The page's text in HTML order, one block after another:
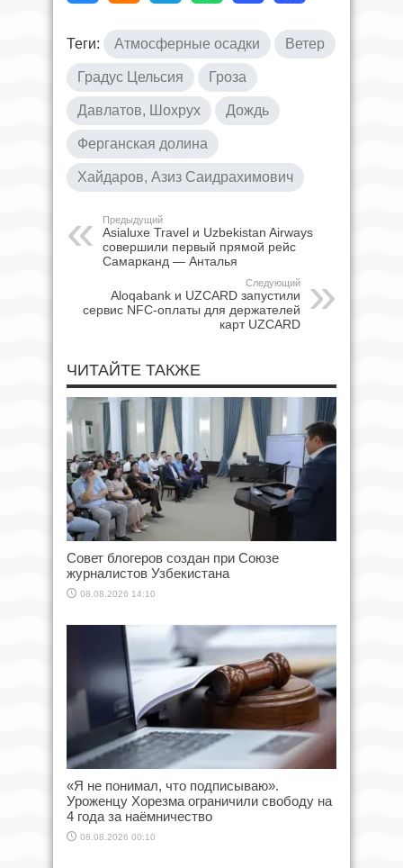
Теги: Атмосферные осадки Ветер
Градус Цельсия Гроза
Давлатов, Шохрух Дождь
Ферганская долина
Хайдаров, Азиз Саидрахимович
Предыдущий
Asialuxe Travel и Uzbekistan Airways
совершили первый прямой рейс
Самарканд — Анталья
Следующий
Aloqabank и UZCARD запустили
сервис NFC-оплаты для держателей
карт UZCARD
ЧИТАЙТЕ ТАКЖЕ
Совет блогеров создан при Союзе
журналистов Узбекистана
08.08.2026 14:10
«Я не понимал, что подписываю».
Уроженцу Хорезма ограничили свободу на
4 года за наёмничество
08.08.2026 00:10